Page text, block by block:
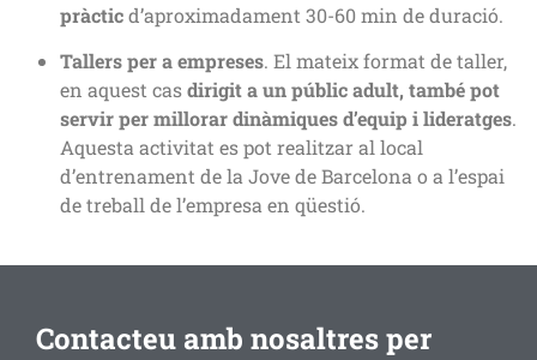
pràcticd’aproximadament 30-60 min de duració.
Tallers per a empreses. El mateix format de taller,
en aquest casdirigit a un públic adult, també pot
servir per millorar dinàmiques d’equip i lideratges.
Aquesta activitat es pot realitzar al local
d’entrenament de la Jove de Barcelona o a l’espai
de treball de l’empresa en qüestió.
Contacteu amb nosaltres per